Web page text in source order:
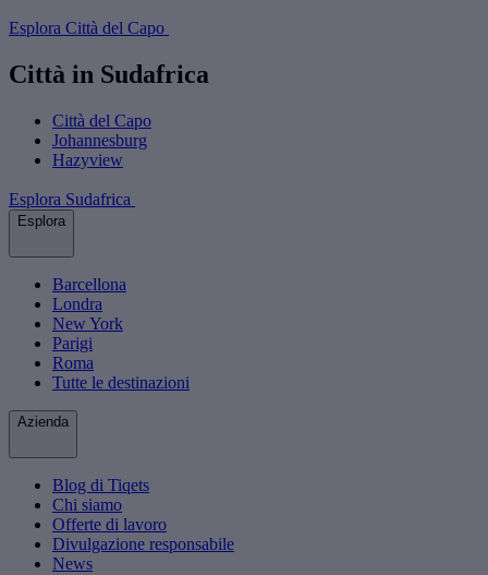
Esplora Città del Capo
Città in Sudafrica
Città del Capo
Johannesburg
Hazyview
Esplora Sudafrica
Esplora
Barcellona
Londra
New York
Parigi
Roma
Tutte le destinazioni
Azienda
Blog di Tiqets
Chi siamo
Offerte di lavoro
Divulgazione responsabile
News